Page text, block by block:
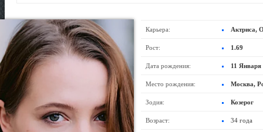
Карьера: Актриса,
Рост: 1.69
Дата рождения: 11 Января
Место рождения: Москва,
Зодия: Козерог
Возраст: 34 года